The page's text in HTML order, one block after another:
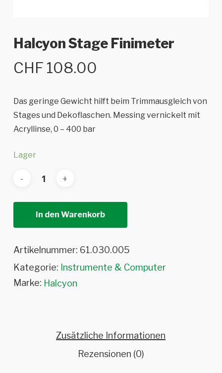
Halcyon Stage Finimeter
CHF 108.00
Das geringe Gewicht hilft beim Trimmausgleich von
Stages und Dekoflaschen. Messing vernickelt mit
Acryllinse, 0 – 400 bar
Lager
In den Warenkorb
Artikelnummer: 61.030.005
Kategorie: Instrumente & Computer
Marke: Halcyon
Zusätzliche Informationen
Rezensionen (0)